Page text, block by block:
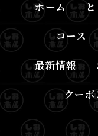
ホーム
コース
最新情報
クーポ